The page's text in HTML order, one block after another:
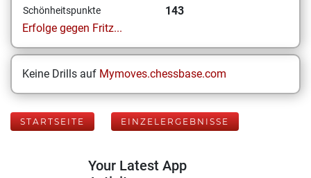
Schönheitspunkte
143
Erfolge gegen Fritz...
Keine Drills auf Mymoves.chessbase.com
STARTSEITE EINZELERGEBNISSE
Your Latest App